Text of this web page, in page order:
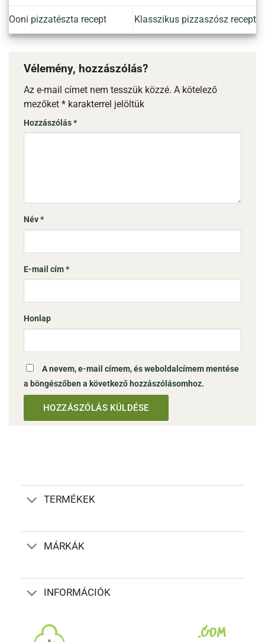
Ooni pizzatészta recept Klasszikus pizzaszósz recept
Vélemény, hozzászólás?
Az e-mail címet nem tesszük közzé. A kötelező
mezőket * karakterrel jelöltük
Hozzászólás*
Név*
E-mail cím*
Honlap
A nevem, e-mail címem, és weboldalcímem mentése
a böngészőben a következő hozzászólásomhoz.
TERMÉKEK
MÁRKÁK
INFORMÁCIÓK